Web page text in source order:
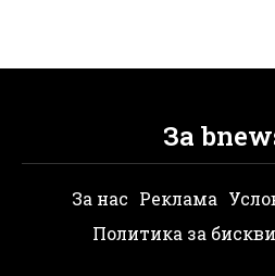
За
За нас Реклама
Политика за